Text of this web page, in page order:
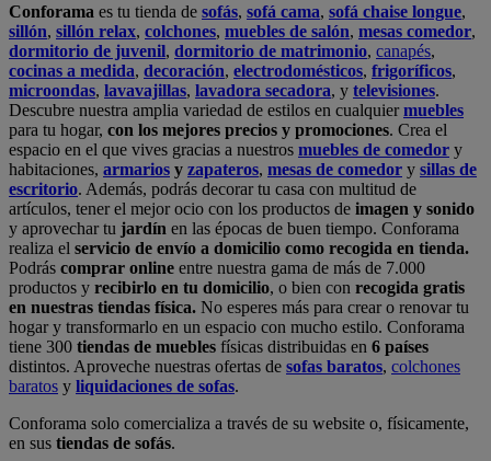
Conforama es tu tienda de sofás, sofá cama, sofá chaise longue,
sillón, sillón relax, colchones, muebles de salón, mesas comedor,
dormitorio de juvenil, dormitorio de matrimonio, canapés,
cocinas a medida, decoración, electrodomésticos, frigoríficos,
microondas, lavavajillas, lavadora secadora, y televisiones.
Descubre nuestra amplia variedad de estilos en cualquiermuebles
para tu hogar, con los mejores precios y promociones. Crea el
espacio en el que vives gracias a nuestros muebles de comedor y
habitaciones, armarios y zapateros, mesas de comedor y sillas de
escritorio. Además, podrás decorar tu casa con multitud de
artículos, tener el mejor ocio con los productos de imagen y sonido
y aprovechar tu jardín en las épocas de buen tiempo. Conforama
realiza el servicio de envío a domicilio como recogida en tienda.
Podrás comprar online entre nuestra gama de más de 7.000
productos y recibirlo en tu domicilio, o bien con recogida gratis
en nuestras tiendas física. No esperes más para crear o renovar tu
hogar y transformarlo en un espacio con mucho estilo. Conforama
tiene 300 tiendas de muebles físicas distribuidas en 6 países
distintos. Aproveche nuestras ofertas de sofas baratos, colchones
baratos y liquidaciones de sofas.
Conforama solo comercializa a través de su website o, físicamente,
en sus tiendas de sofás.